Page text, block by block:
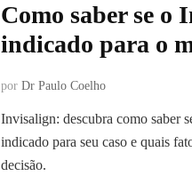
Como saber se o
indicado para o
por Dr Paulo Coelho
Invisalign: descubra como saber
indicado para seu caso e quais
decisão.